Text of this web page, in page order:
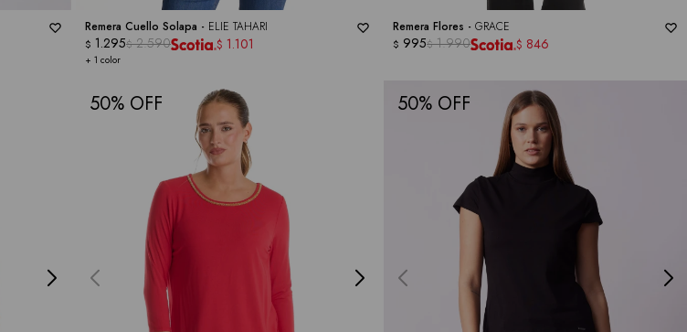
Remera Cuello Solapa - ELIE TAHARI
+ 1 color
$ 1.295$ 2.590 $ 1.101
Remera Flores - GRACE
$ 995$ 1.990 $ 846
50 50